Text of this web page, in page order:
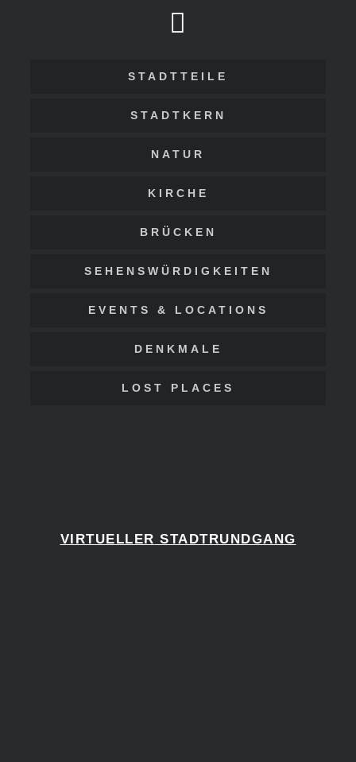
STADTTEILE
STADTKERN
NATUR
KIRCHE
BRÜCKEN
SEHENSWÜRDIGKEITEN
EVENTS & LOCATIONS
DENKMALE
LOST PLACES
VIRTUELLER STADTRUNDGANG